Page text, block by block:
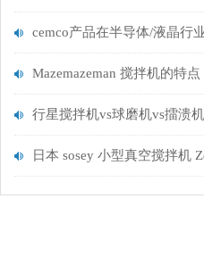
Mazemazeman 搅拌机的特点